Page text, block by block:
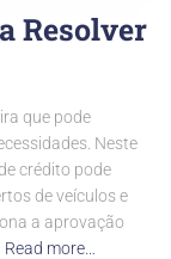
Resolver
que pode
Neste
crédito pode
de veículos e
a aprovação
Read more…